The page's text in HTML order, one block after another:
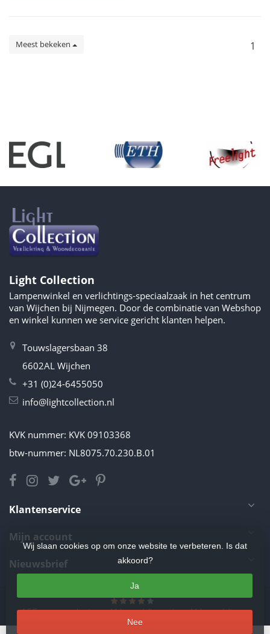
Meest bekeken 1
Light Collection
Lampenwinkel en verlichtings-speciaalzaak in het centrum
van Wijchen bij Nijmegen. Door de combinatie van Webshop
en winkel kunnen we service gericht klanten helpen.
Touwslagersbaan 38
6602AL Wijchen
+31 (0)24-6455050
info@lightcollection.nl
KVK nummer: KVK 09103368
btw-nummer: NL8075.70.230.B.01
Klantenservice
Mijn account
Nieuwsbrief
4.5/5sterren op basis van11beoordelingen.Lees 11 beoordelingen
Wij slaan cookies op om onze website te verbeteren. Is dat
akkoord?
Ja
Nee